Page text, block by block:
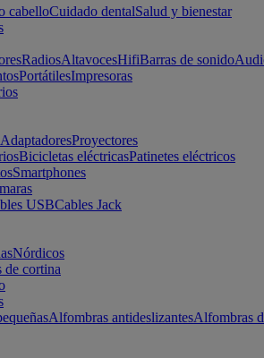
cabelloCuidado dentalSalud y bienestar
RadiosAltavocesHifiBarras de sonido
PortátilesImpresoras
AdaptadoresProyectores
Bicicletas eléctricasPatinetes eléctricos
Smartphones
USBCables Jack
Nórdicos
de cortina
Alfombras antideslizantesAlfombras